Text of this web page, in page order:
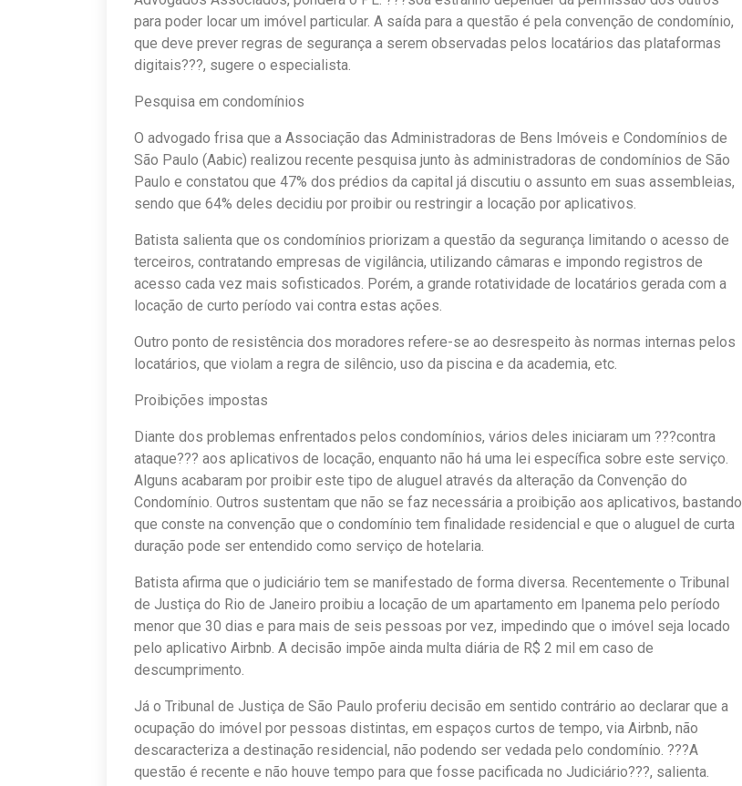
para poder locar um imóvel particular. A saída para a questão é pela convenção de condomínio,
que deve prever regras de segurança a serem observadas pelos locatários das plataformas
digitais???, sugere o especialista.
Pesquisa em condomínios
O advogado frisa que a Associação das Administradoras de Bens Imóveis e Condomínios de
São Paulo (Aabic) realizou recente pesquisa junto às administradoras de condomínios de São
Paulo e constatou que 47% dos prédios da capital já discutiu o assunto em suas assembleias,
sendo que 64% deles decidiu por proibir ou restringir a locação por aplicativos.
Batista salienta que os condomínios priorizam a questão da segurança limitando o acesso de
terceiros, contratando empresas de vigilância, utilizando câmaras e impondo registros de
acesso cada vez mais sofisticados. Porém, a grande rotatividade de locatários gerada com a
locação de curto período vai contra estas ações.
Outro ponto de resistência dos moradores refere-se ao desrespeito às normas internas pelos
locatários, que violam a regra de silêncio, uso da piscina e da academia, etc.
Proibições impostas
Diante dos problemas enfrentados pelos condomínios, vários deles iniciaram um ???contra
ataque??? aos aplicativos de locação, enquanto não há uma lei específica sobre este serviço.
Alguns acabaram por proibir este tipo de aluguel através da alteração da Convenção do
Condomínio. Outros sustentam que não se faz necessária a proibição aos aplicativos, bastando
que conste na convenção que o condomínio tem finalidade residencial e que o aluguel de curta
duração pode ser entendido como serviço de hotelaria.
Batista afirma que o judiciário tem se manifestado de forma diversa. Recentemente o Tribunal
de Justiça do Rio de Janeiro proibiu a locação de um apartamento em Ipanema pelo período
menor que 30 dias e para mais de seis pessoas por vez, impedindo que o imóvel seja locado
pelo aplicativo Airbnb. A decisão impõe ainda multa diária de R$ 2 mil em caso de
descumprimento.
Já o Tribunal de Justiça de São Paulo proferiu decisão em sentido contrário ao declarar que a
ocupação do imóvel por pessoas distintas, em espaços curtos de tempo, via Airbnb, não
descaracteriza a destinação residencial, não podendo ser vedada pelo condomínio. ???A
questão é recente e não houve tempo para que fosse pacificada no Judiciário???, salienta.